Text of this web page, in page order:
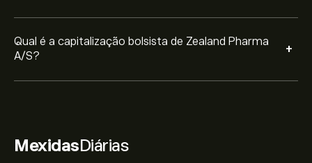
Qual é a capitalização bolsista de Zealand Pharma
A/S?
+
MexidasDiárias